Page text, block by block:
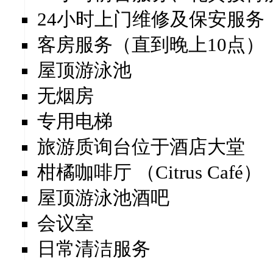
24小时上门维修及保安服务
客房服务（直到晚上10点）
屋顶游泳池
无烟房
专用电梯
旅游质询台位于酒店大堂
柑橘咖啡厅 （Citrus Café）
屋顶游泳池酒吧
会议室
日常清洁服务